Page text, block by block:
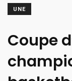
UNE
Coupe